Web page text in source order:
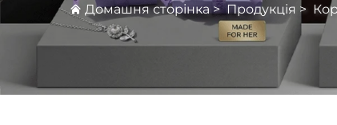
Домашня сторінка >Продукція >